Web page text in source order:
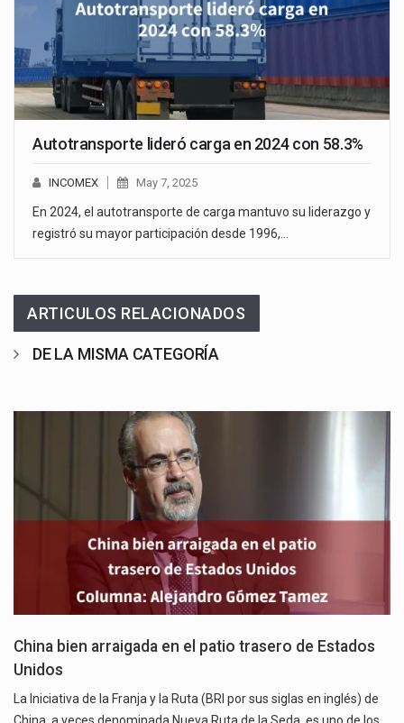
Autotransporte lideró carga en 2024 con 58.3%
INCOMEX May 7, 2025
En 2024, el autotransporte de carga mantuvo su liderazgo y
registró su mayor participación desde 1996,…
ARTICULOS RELACIONADOS
DE LA MISMA CATEGORÍA
China bien arraigada en el patio trasero de Estados
Unidos
La Iniciativa de la Franja y la Ruta (BRI por sus siglas en inglés) de